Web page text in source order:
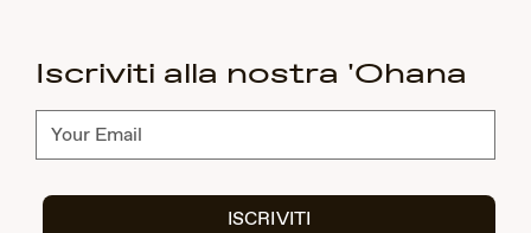
Iscriviti alla nostra 'Ohana
Abbonati
ISCRIVITI